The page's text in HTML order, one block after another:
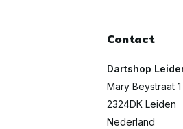
Contact
Dartshop
Mary Beystraat 1
2324DK Leiden
Nederland